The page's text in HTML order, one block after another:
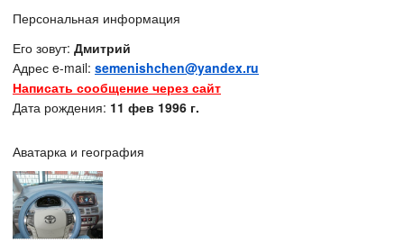
Персональная информация
Его зовут: Дмитрий
Адрес e-mail: semenishchen@yandex.ru
Написать сообщение через сайт
Дата рождения: 11 фев 1996 г.
Аватарка и география